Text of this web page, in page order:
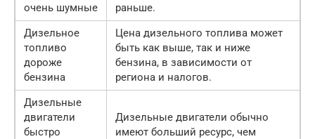
очень шумные
раньше.
Дизельное
топливо
дороже
бензина
Цена дизельного топлива может
быть как выше, так и ниже
бензина, в зависимости от
региона и налогов.
Дизельные
двигатели
быстро
Дизельные двигатели обычно
имеют больший ресурс, чем